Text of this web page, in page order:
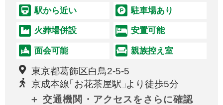
駅から近い 駐車場あり
火葬場併設 安置可能
面会可能 親族控え室
東京都葛飾区白鳥2-5-5
京成本線「 お花茶屋駅 」より徒歩5分
＋ 交通機関・アクセスをさらに確認